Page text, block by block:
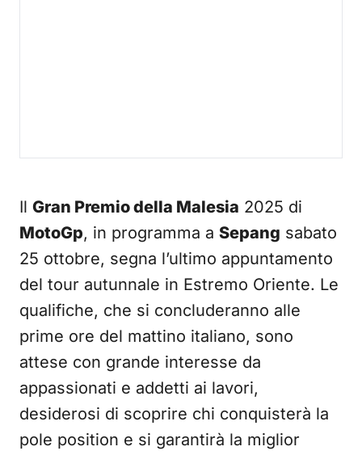
Il Gran Premio della Malesia 2025 di
MotoGp, in programma a Sepang sabato
25 ottobre, segna l’ultimo appuntamento
del tour autunnale in Estremo Oriente. Le
qualifiche, che si concluderanno alle
prime ore del mattino italiano, sono
attese con grande interesse da
appassionati e addetti ai lavori,
desiderosi di scoprire chi conquisterà la
pole position e si garantirà la miglior